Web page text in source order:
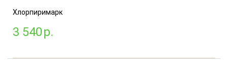
Хлорпиримарк
3 540р.